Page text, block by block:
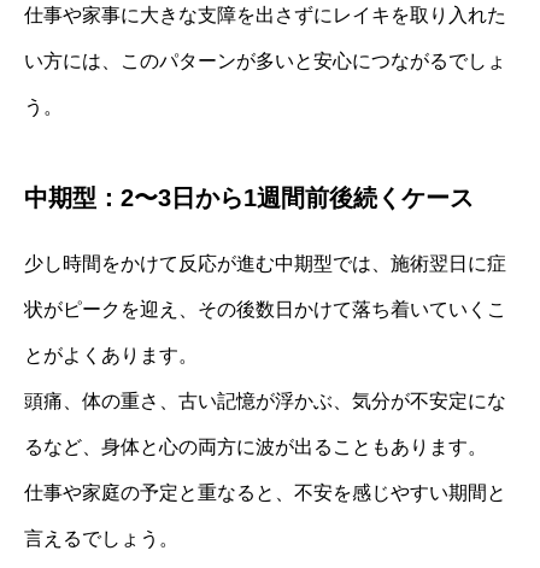
仕事や家事に大きな支障を出さずにレイキを取り入れた
い方には、このパターンが多いと安心につながるでしょ
う。
中期型：2〜3日から1週間前後続くケース
少し時間をかけて反応が進む中期型では、施術翌日に症
状がピークを迎え、その後数日かけて落ち着いていくこ
とがよくあります。
頭痛、体の重さ、古い記憶が浮かぶ、気分が不安定にな
るなど、身体と心の両方に波が出ることもあります。
仕事や家庭の予定と重なると、不安を感じやすい期間と
言えるでしょう。